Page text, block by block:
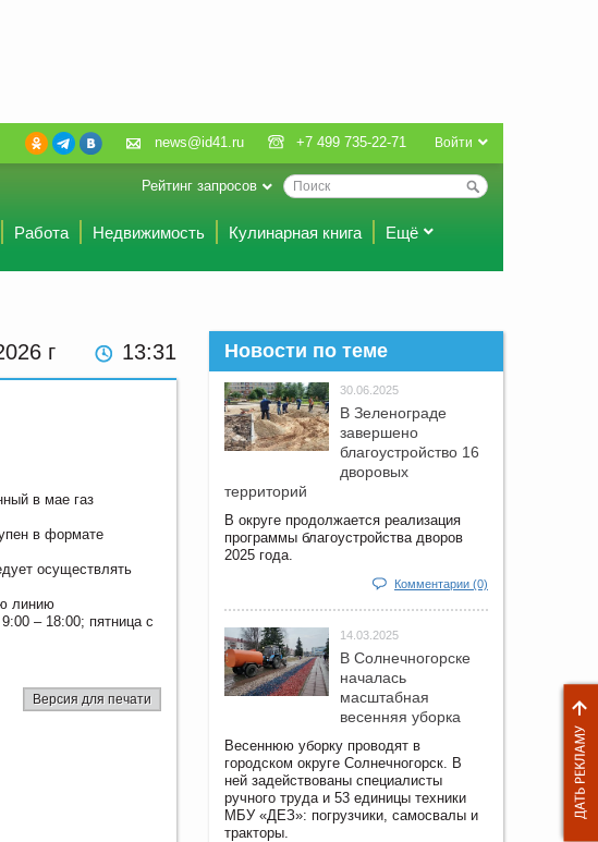
Войти
news@id41.ru +7 499 735-22-71
Рейтинг запросов
Работа Недвижимость Кулинарная книга Ещё
г 13:31
в мае газ
в формате
осуществлять
линию
– 18:00; пятница с
Версия для печати
Новости по теме
30.06.2025
В Зеленограде
завершено
благоустройство 16
дворовых
территорий
В округе продолжается реализация
программы благоустройства дворов
2025 года.
Комментарии (0)
14.03.2025
В Солнечногорске
началась
масштабная
весенняя уборка
Весеннюю уборку проводят в
городском округе Солнечногорск. В
ней задействованы специалисты
ручного труда и 53 единицы техники
МБУ «ДЕЗ»: погрузчики, самосвалы и
тракторы.